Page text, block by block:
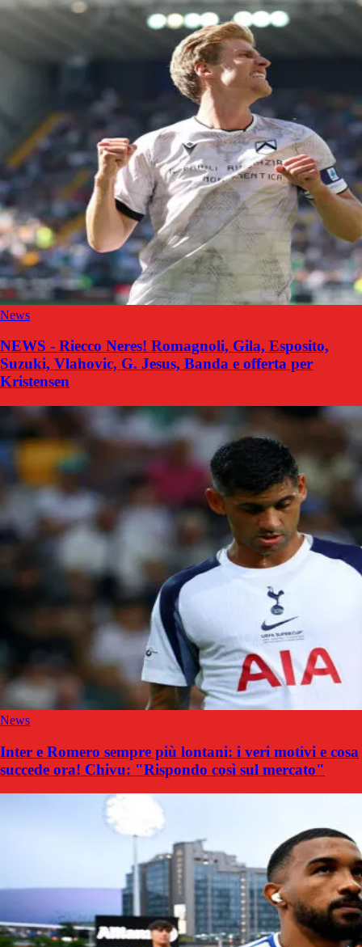
News
NEWS - Riecco Neres! Romagnoli, Gila, Esposito,
Suzuki, Vlahovic, G. Jesus, Banda e offerta per
Kristensen
News
Inter e Romero sempre più lontani: i veri motivi e cosa
succede ora! Chivu: "Rispondo così sul mercato"